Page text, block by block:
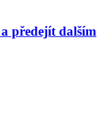
předejít dalším